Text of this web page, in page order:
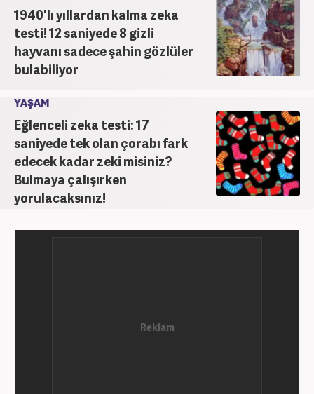
1940'lı yıllardan kalma zeka
testi! 12 saniyede 8 gizli
hayvanı sadece şahin gözlüler
bulabiliyor
YAŞAM
Eğlenceli zeka testi: 17
saniyede tek olan çorabı fark
edecek kadar zeki misiniz?
Bulmaya çalışırken
yorulacaksınız!